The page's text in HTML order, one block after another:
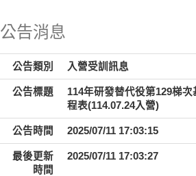
公告消息
公告類別 入營受訓訊息
公告標題
114年研發替代役第129梯
程表(114.07.24入營)
公告時間 2025/07/11 17:03:15
最後更新
時間
2025/07/11 17:03:27